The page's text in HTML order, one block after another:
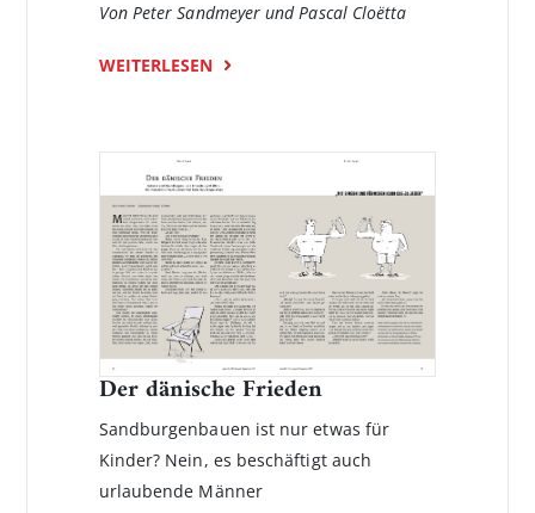
Von Peter Sandmeyer und Pascal Cloëtta
WEITERLESEN
Der dänische Frieden
Sandburgenbauen ist nur etwas für
Kinder? Nein, es beschäftigt auch
urlaubende Männer